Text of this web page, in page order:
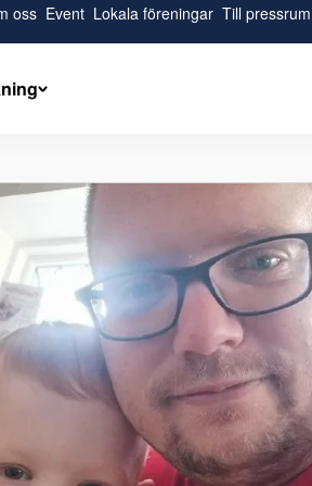
oss Event Lokala föreningar Till